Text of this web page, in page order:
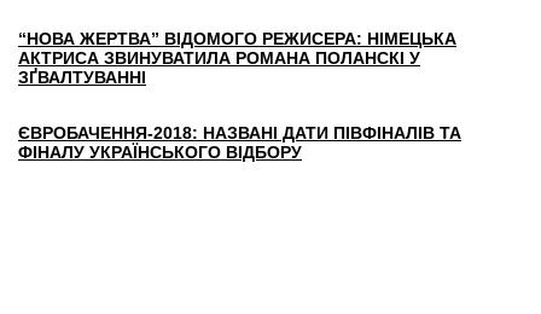
“НОВА ЖЕРТВА” ВІДОМОГО РЕЖИСЕРА: НІМЕЦЬКА
АКТРИСА ЗВИНУВАТИЛА РОМАНА ПОЛАНСКІ У
ЗҐВАЛТУВАННІ
ЄВРОБАЧЕННЯ-2018: НАЗВАНІ ДАТИ ПІВФІНАЛІВ ТА
ФІНАЛУ УКРАЇНСЬКОГО ВІДБОРУ